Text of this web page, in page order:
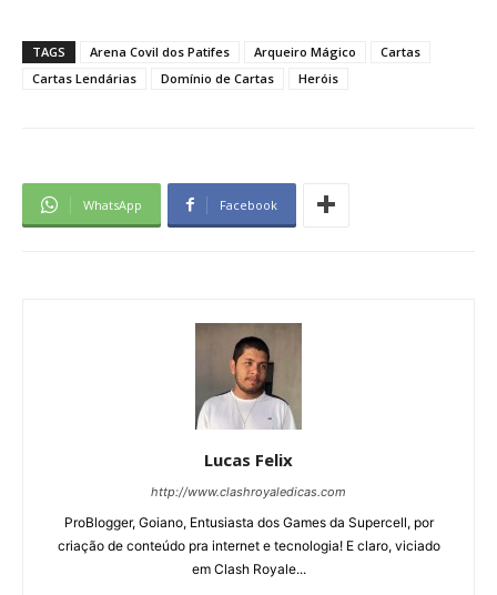
TAGS Arena Covil dos Patifes Arqueiro Mágico
Cartas
Cartas Lendárias
Domínio de Cartas Heróis
WhatsApp Facebook
Lucas Felix
http://www.clashroyaledicas.com
ProBlogger, Goiano, Entusiasta dos Games da Supercell, por
criação de conteúdo pra internet e tecnologia! E claro, viciado
em Clash Royale...